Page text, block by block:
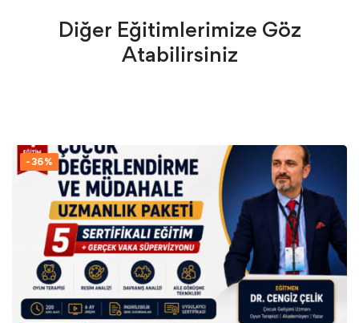
Diğer Eğitimlerimize Göz
Atabilirsiniz
-36%